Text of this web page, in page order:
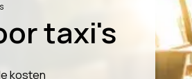
taxi's
kosten